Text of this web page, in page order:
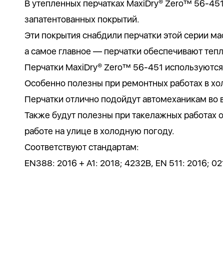
В утепленных перчатках MaxiDry® Zero™ 56-
запатентованных покрытий.
Эти покрытия снабдили перчатки этой серии
а самое главное — перчатки обеспечивают
Перчатки MaxiDry® Zero™ 56-451
Особенно полезны при ремонтных работах в
Перчатки отлично подойдут автомеханикам
Также будут полезны при такелажных
работе на улице в холодную погоду.
Соответствуют стандартам:
EN388: 2016 + A1: 2018; 4232B, EN 511: 2016;